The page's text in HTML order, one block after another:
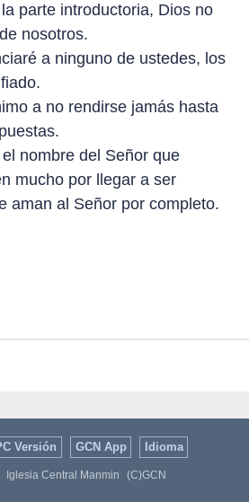
parte introductoria, Dios no
nosotros.
a ninguno de ustedes, los
a no rendirse jamás hasta
nombre del Señor que
mucho por llegar a ser
aman al Señor por completo.
Versión GCN App Idioma
Iglesia Central Manmin (C)GCN